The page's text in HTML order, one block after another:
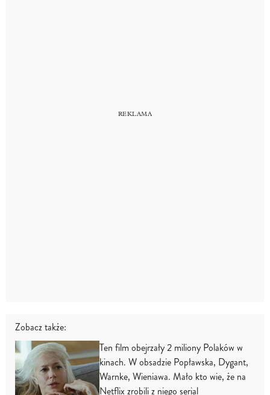
Zobacz także:
Ten film obejrzały 2 miliony Polaków w
kinach. W obsadzie Popławska, Dygant,
Warnke, Wieniawa. Mało kto wie, że na
Netflix zrobili z niego serial